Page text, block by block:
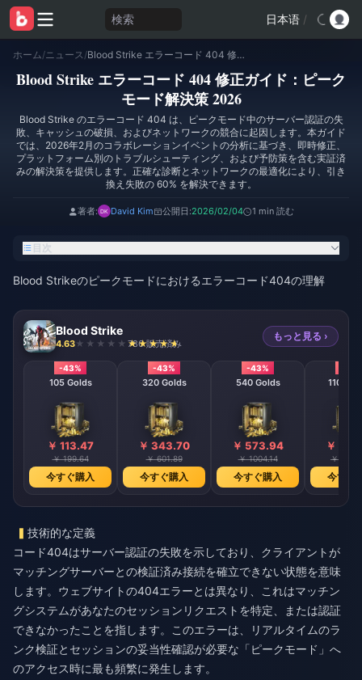
検索 日本语 /
ホーム/ニュース / Blood Strike エラーコード 404 修正ガイド：ピークモード解決策 2026
Blood Strike エラーコード 404 修正ガイド：ピーク
モード解決策 2026
Blood Strike のエラーコード 404 は、ピークモード中のサーバー認証の失
敗、キャッシュの破損、およびネットワークの競合に起因します。本ガイド
では、2026年2月のコラボレーションイベントの分析に基づき、即時修正、
プラットフォーム別のトラブルシューティング、および予防策を含む実証済
みの解決策を提供します。正確な診断とネットワークの最適化により、引き
換え失敗の 60% を解決できます。
著者: David Kim 公開日:2026/02/04 1 min 読む
目次
Blood Strikeのピークモードにおけるエラーコード404の理解
Blood Strike
4.63 786 販売済み
もっと見る ›
-43%
105 Golds
￥ 113.47
￥ 199.64
今すぐ購入
-43%
320 Golds
￥ 343.70
￥ 601.89
今すぐ購入
-43%
540 Golds
￥ 573.94
￥ 1004.14
今すぐ購入
1100
￥
￥
今すぐ
技術的な定義
コード404はサーバー認証の失敗を示しており、クライアントが
マッチングサーバーとの検証済み接続を確立できない状態を意味
します。ウェブサイトの404エラーとは異なり、これはマッチン
グシステムがあなたのセッションリクエストを特定、または認証
できなかったことを指します。このエラーは、リアルタイムのラ
ンク検証とセッションの妥当性確認が必要な「ピークモード」へ
のアクセス時に最も頻繁に発生します。